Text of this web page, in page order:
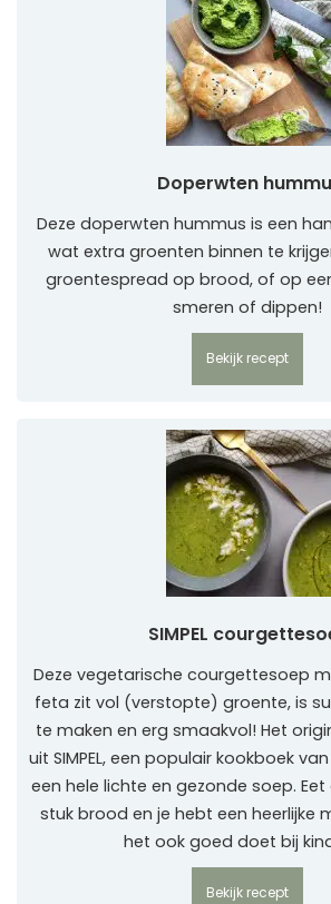
Doperwten
Deze doperwten hummus is een
wat extra groenten binnen te
groentespread op brood, of op
smeren of dippen!
Bekijk recept
SIMPEL
Deze vegetarische courgettesoep
feta zit vol (verstopte) groente, is
te maken en erg smaakvol! Het
uit SIMPEL, een populair kookboek
een hele lichte en gezonde soep.
stuk brood en je hebt een heerlijke
het ook goed doet bij
Bekijk recept